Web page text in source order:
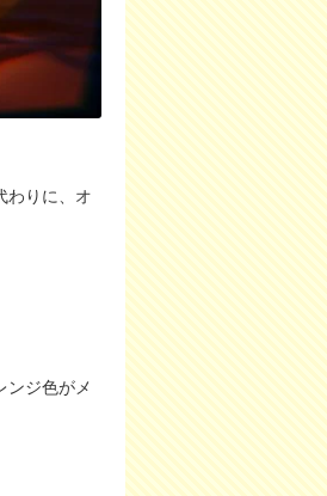
わりに、オ
ンジ色がメ